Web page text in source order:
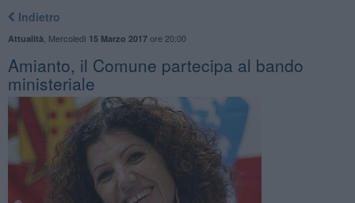
Indietro
Attualità Mercoledì 15 Marzo 2017ore 20:00
Amianto, il Comune partecipa al bando
ministeriale